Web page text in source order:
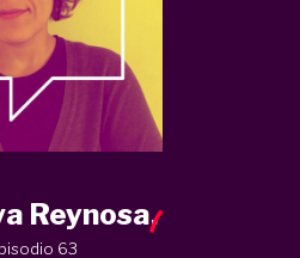
Reynosa.
63